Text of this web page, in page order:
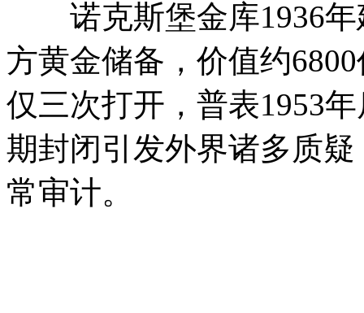
诺克斯堡金库1936年
方黄金储备，价值约
仅三次打开，普表1953
期封闭引发外界诸多质
常审计。